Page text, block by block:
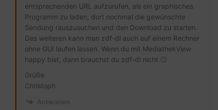
entsprechenden URL aufzurufen, als ein graphisches
Programm zu laden, dort nochmal die gewünschte
Sendung rauszusuchen und den Download zu starten.
Des weiteren kann man zdf-dl auch auf einem Rechner
ohne GUI laufen lassen. Wenn du mit MediathekView
happy bist, dann brauchst du zdf-dl nicht 🙂
Grüße
Christoph
Antworten